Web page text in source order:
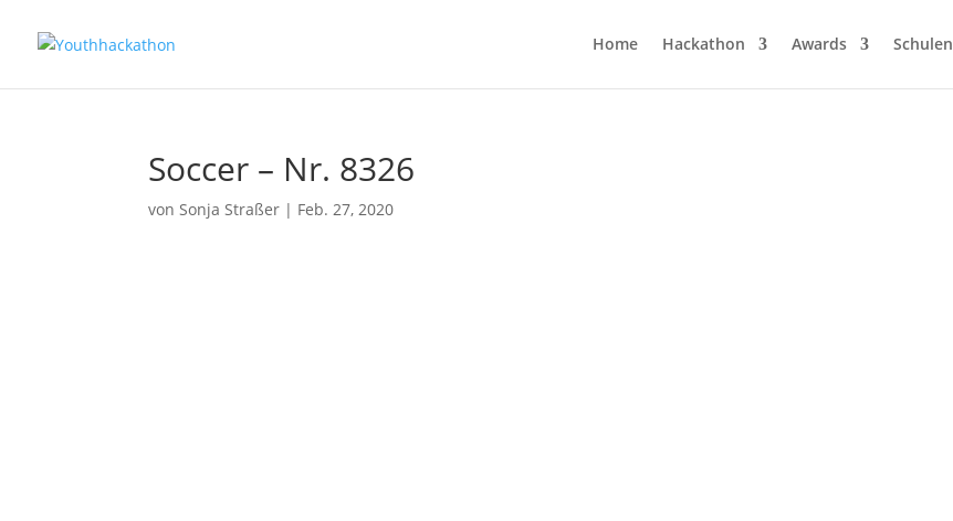
Home Hackathon Awards Schulen
Soccer – Nr. 8326
vonSonja Straßer | Feb. 27, 2020